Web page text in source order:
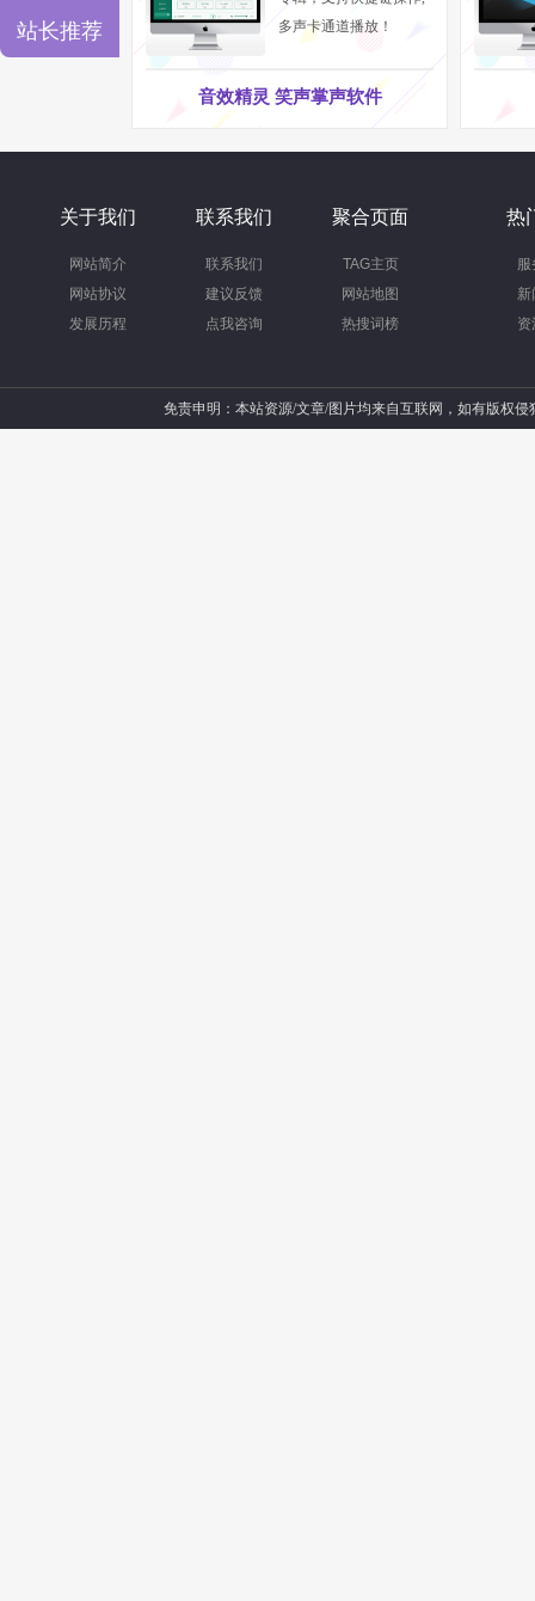
说的接口就是指连接内置
人会说了，这个接口没有
个接口基本上决定了最后
长，易受机箱内部干扰，
声卡的音质差。如果是数
定，这是不错的情况了。
可以断定外置盒是个摆设了
站长推荐
多声卡通道播放！
音效精灵 笑声掌声软件
关于我们
网站简介
网站协议
发展历程
联系我们
联系我们
建议反馈
点我咨询
聚合页面
TAG主页
网站地图
热搜词榜
热
服
新
资
免责申明：本站资源/文章/图片均来自互联网，如有版权